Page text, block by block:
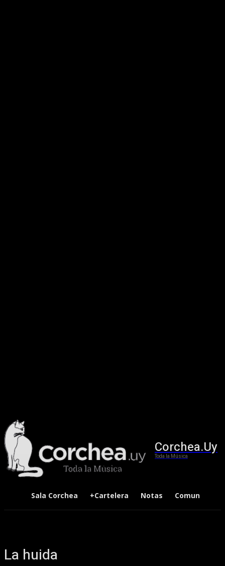
Corchea.Uy
Toda la Música
Sala Corchea +Cartelera Notas Comunidad
La huida